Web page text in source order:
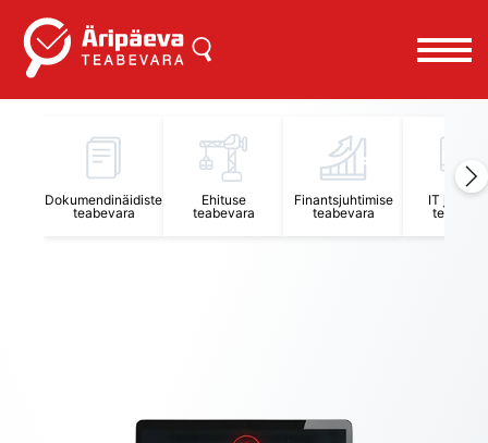
Dokumendinäidiste
teabevara
Ehituse
teabevara
Finantsjuhtimise
teabevara
IT